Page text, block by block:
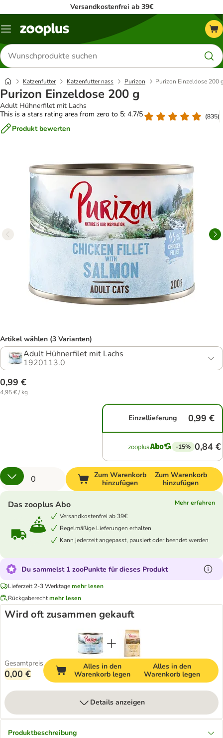
Versandkostenfrei ab 39€
Menü
Produkte
suchen
Katzenfutter Katzenfutter nass Purizon Purizon Einzeldose 200
Purizon Einzeldose 200 g
Adult Hühnerfilet mit Lachs
This is a stars rating area from zero to 5: 4.7/5
(835)
Produkt bewerten
Artikel wählen (3 Varianten)
Adult Hühnerfilet mit Lachs
1920113.0
0,99 €
4,95 € / kg
Einzellieferung 0,99 €
-15% 0,84 €
Zum Warenkorb
hinzufügen
Zum Warenkorb
hinzufügen
Das zooplus Abo
Mehr erfahren
Versandkostenfrei ab 39€
Regelmäßige Lieferungen erhalten
Kann jederzeit angepasst, pausiert oder beendet werden
Du sammelst 1 zooPunkte für dieses Produkt
Lieferzeit 2-3 Werktagemehr lesen
Rückgaberechtmehr lesen
Wird oft zusammen gekauft
Gesamtpreis
0,00 €
Alles in den
Warenkorb legen
Alles in den
Warenkorb legen
Details anzeigen
Produktbeschreibung